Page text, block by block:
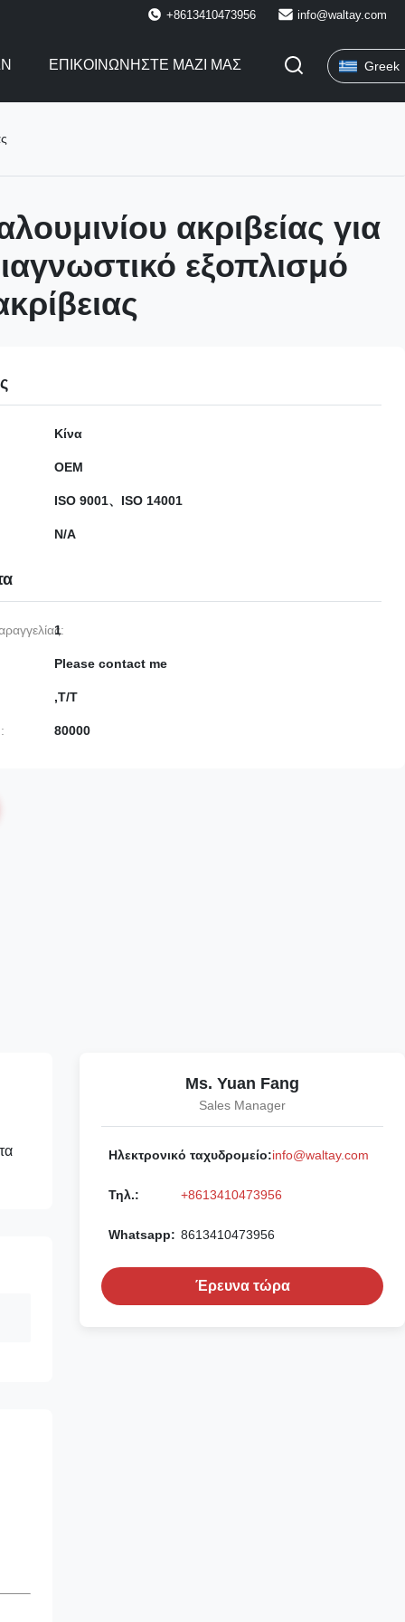
+8613410473956 info@waltay.com
ΕΠΙΚΟΙΝΩΝΉΣΤΕ ΜΑΖΊ ΜΑΣ Greek
ακριβείας για
εξοπλισμό
Κίνα
OEM
ISO 9001、ISO 14001
N/A
1
Please contact me
,Τ/Τ
80000
Ms. Yuan Fang
Sales Manager
Ηλεκτρονικό ταχυδρομείο:info@waltay.com
Τηλ.: +8613410473956
Whatsapp: 8613410473956
Έρευνα τώρα